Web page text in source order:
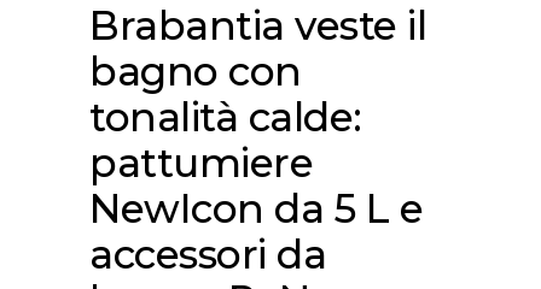
Brabantia veste il
bagno con
tonalità calde:
pattumiere
NewIcon da 5 L e
accessori da